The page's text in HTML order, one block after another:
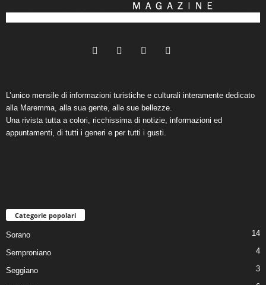
L’unico mensile di informazioni turistiche e culturali interamente dedicato
alla Maremma, alla sua gente, alle sue bellezze.
Una rivista tutta a colori, ricchissima di notizie, informazioni ed
appuntamenti, di tutti i generi e per tutti i gusti.
Categorie popolari
Sorano 14
Semproniano 4
Seggiano 3